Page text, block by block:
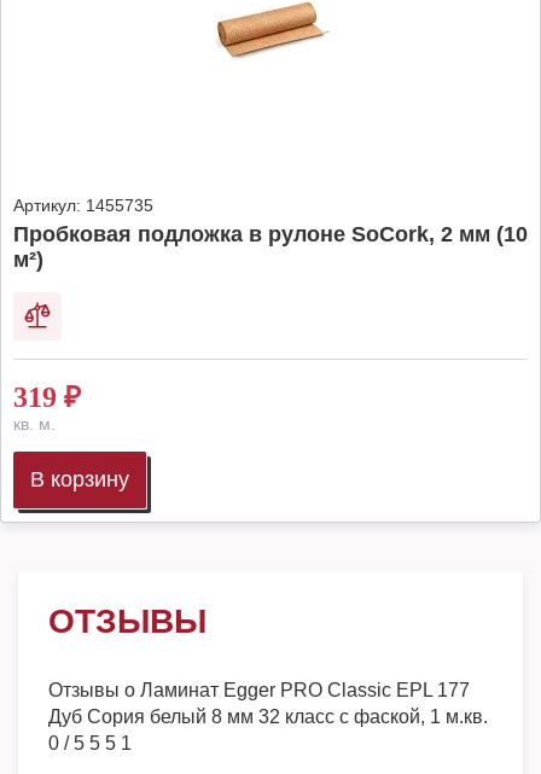
Артикул: 1455735
Пробковая подложка в рулоне SoCork, 2 мм (10
м²)
319 ₽
кв. м.
В корзину
ОТЗЫВЫ
Отзывы о Ламинат Egger PRO Classic EPL 177
Дуб Сория белый 8 мм 32 класс с фаской, 1 м.кв.
0 /5 5 5 1